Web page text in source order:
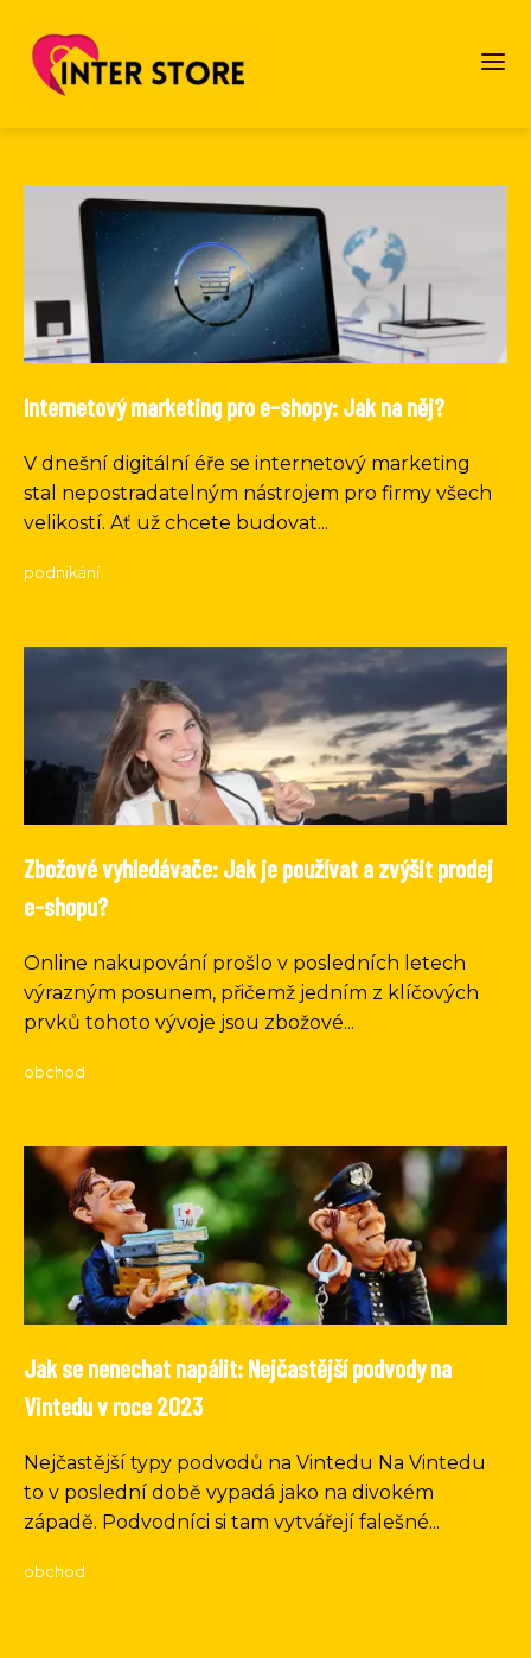
Internetový marketing pro e-shopy: Jak na něj?
V dnešní digitální éře se internetový marketing
stal nepostradatelným nástrojem pro firmy všech
velikostí. Ať už chcete budovat...
podnikání
Zbožové vyhledávače: Jak je používat a zvýšit prodej
e-shopu?
Online nakupování prošlo v posledních letech
výrazným posunem, přičemž jedním z klíčových
prvků tohoto vývoje jsou zbožové...
obchod
Jak se nenechat napálit: Nejčastější podvody na
Vintedu v roce 2023
Nejčastější typy podvodů na Vintedu Na Vintedu
to v poslední době vypadá jako na divokém
západě. Podvodníci si tam vytvářejí falešné...
obchod